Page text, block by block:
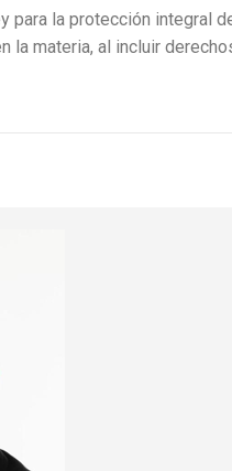
para la protección integral
la materia, al incluir